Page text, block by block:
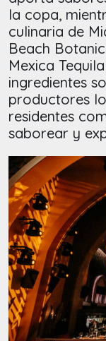
la copa,
culinaria de
Beach
Mexica
ingredientes
productores
residentes
saborear y